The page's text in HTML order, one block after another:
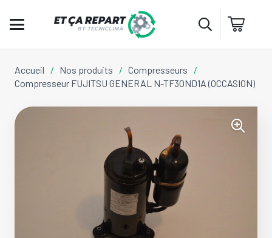
Accueil / Nos produits / Compresseurs
/
Compresseur FUJITSU GENERAL N-TF30ND1A (OCCASION)